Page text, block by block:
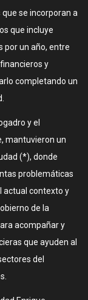
se incorporan a
que incluye
por un año, entre
y
completando un
y el
mantuvieron un
(*), donde
problemáticas
actual contexto y
de la
acompañar y
que ayuden al
del